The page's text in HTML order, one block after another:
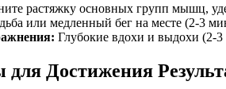
растяжку основных групп мышц,
или медленный бег на месте (2-3
Глубокие вдохи и выдохи (2-
Достижения